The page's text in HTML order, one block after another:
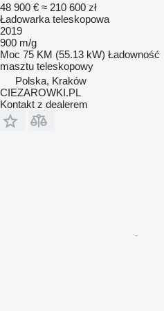
48 900 € ≈ 210 600 zł
Ładowarka teleskopowa
2019
900 m/g
Moc 75 KM (55.13 kW) Ładowność
masztu teleskopowy
Polska, Kraków
CIEZAROWKI.PL
Kontakt z dealerem